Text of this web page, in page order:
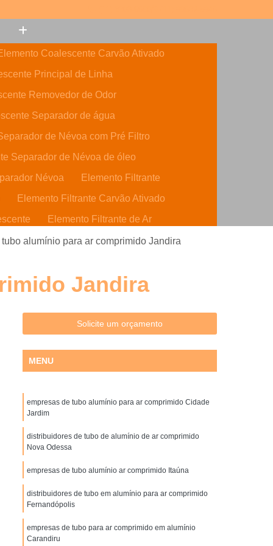
Coalescente Carvão Ativado
Principal de Linha
Removedor de Odor
Separador de água
de Névoa com Pré Filtro
Separador de Névoa de óleo
Névoa
Elemento Filtrante
Elemento Filtrante Carvão Ativado
Elemento Filtrante de Ar
Ativado
Elemento Filtrante de óleo
Distribuidores de Filtros Hidráulicos
de Sucção
Filtro Hidráulico Parker
Filtros Hidráulicos Industriais
Filtro Coalescente de Ar Comprimido
Filtro Coalescente para Ar Comprimido
Ar Coalescente
Gerador de Nitrogênio de Indústrias
Gerador de Nitrogênio para Indústrias
Gerador de Nitrogênio Parker
de Rede de Ar Comprimido
alumínio para ar comprimido Jandira
Jandira
Solicite um orçamento
MENU
empresas de tubo alumínio para ar comprimido Cidade
Jardim
distribuidores de tubo de alumínio de ar comprimido
Nova Odessa
empresas de tubo alumínio ar comprimido Itaúna
distribuidores de tubo em alumínio para ar comprimido
Fernandópolis
empresas de tubo para ar comprimido em alumínio
Carandiru